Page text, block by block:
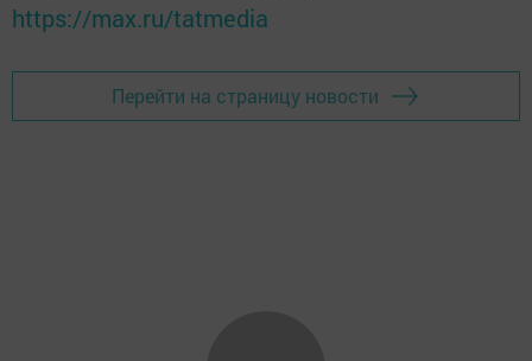
https://max.ru/tatmedia
Перейти на страницу новости